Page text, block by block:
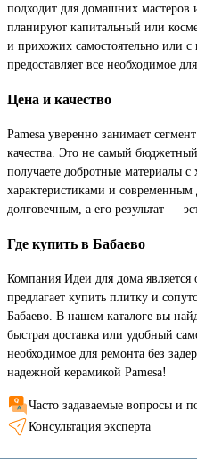
подходит для домашних мастеров
планируют капитальный или
и прихожих самостоятельно или
предоставляет все необходимое
Цена и качество
Pamesa уверенно занимает
качества. Это не самый
получаете добротные материалы
характеристиками и
долговечным, а его результат —
Где купить в Бабаево
Компания Идеи для дома
предлагает купить плитку и
Бабаево. В нашем каталоге вы
быстрая доставка или удобный
необходимое для ремонта без
надежной керамикой Pamesa!
Часто задаваемые вопросы и
Консультация эксперта